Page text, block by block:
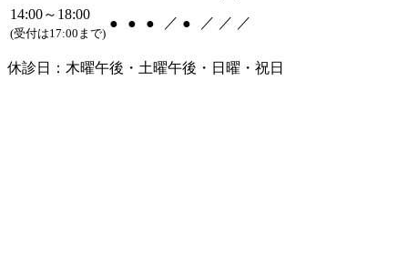
14:00～18:00
(受付は17:00まで)
● ● ● ／ ● ／ ／ ／
休診日：木曜午後・土曜午後・日曜・祝日